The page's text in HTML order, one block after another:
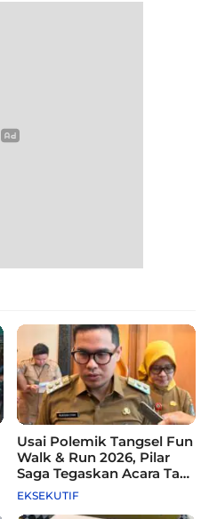
Usai Polemik Tangsel Fun
Walk & Run 2026, Pilar
Saga Tegaskan Acara Tak
Difasilitasi Pemkot
EKSEKUTIF